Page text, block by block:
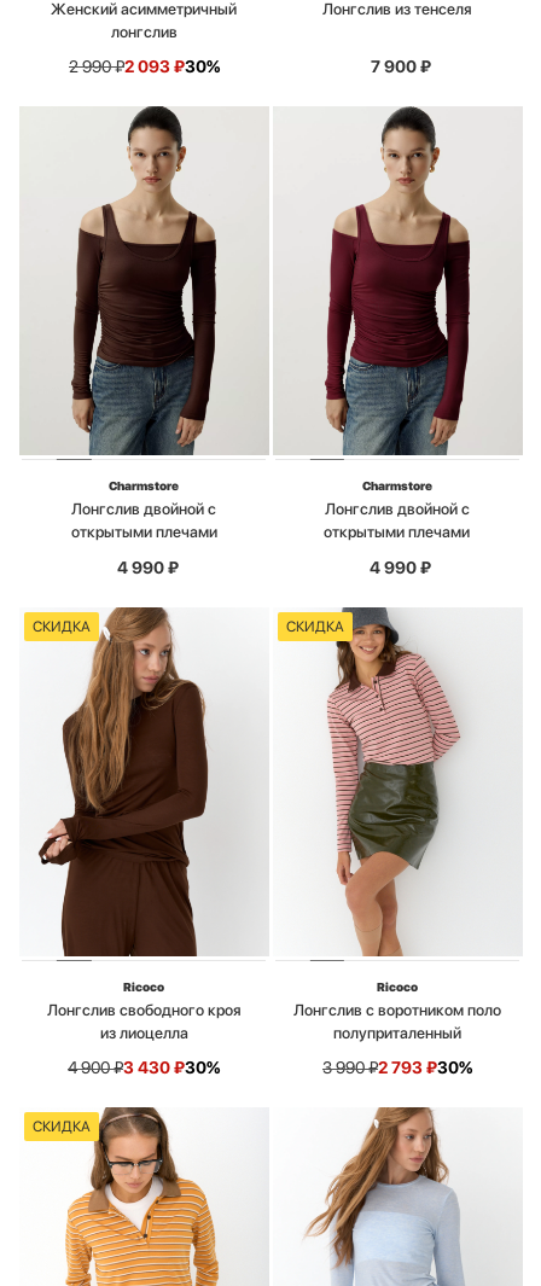
Женский асимметричный
лонгслив
2 990₽2 093₽30%
Лонгслив из тенселя
7 900₽
Charmstore
Лонгслив двойной с
открытыми плечами
4 990₽
Charmstore
Лонгслив двойной с
открытыми плечами
4 990₽
СКИДКА
Ricoco
Лонгслив свободного кроя
из лиоцелла
4 900₽3 430₽30%
СКИДКА
Ricoco
Лонгслив с воротником поло
полуприталенный
3 990₽2 793₽30%
СКИДКА